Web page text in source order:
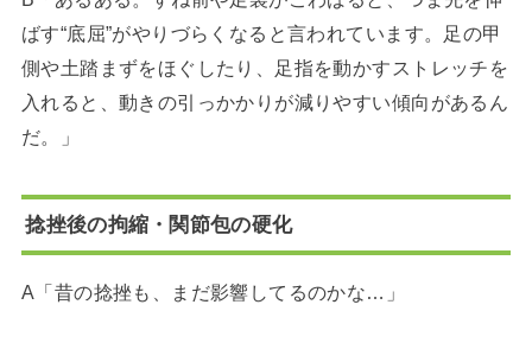
ばす“底屈”がやりづらくなると言われています。足の甲
側や土踏まずをほぐしたり、足指を動かすストレッチを
入れると、動きの引っかかりが減りやすい傾向があるん
だ。」
捻挫後の拘縮・関節包の硬化
A「昔の捻挫も、まだ影響してるのかな…」